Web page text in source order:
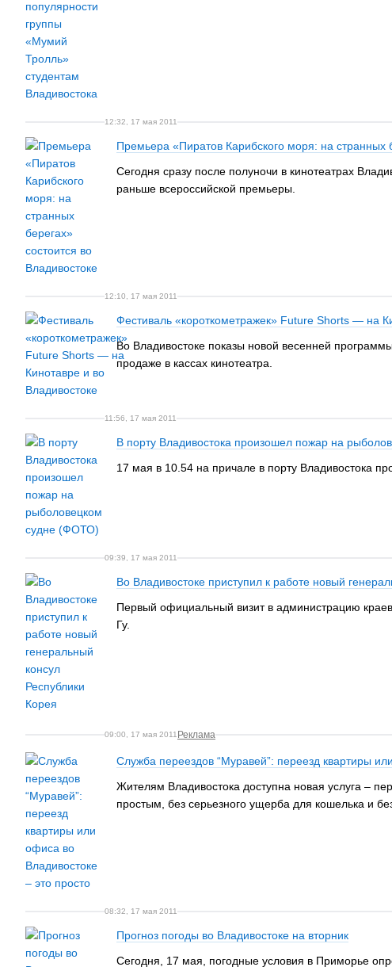
12:32, 17 мая 2011
Премьера «Пиратов Карибского моря: на странных
Сегодня сразу после полуночи в кинотеатрах
раньше всероссийской премьеры.
12:10, 17 мая 2011
Фестиваль «короткометражек» Future Shorts — на
Во Владивостоке показы новой весенней
продаже в кассах кинотеатра.
11:56, 17 мая 2011
В порту Владивостока произошел пожар на
17 мая в 10.54 на причале в порту Владивостока
09:39, 17 мая 2011
Во Владивостоке приступил к работе новый
Первый официальный визит в администрацию
Гу.
09:00, 17 мая 2011 Реклама
Служба переездов “Муравей”: переезд квартиры
Жителям Владивостока доступна новая услуга –
простым, без серьезного ущерба для кошелька и
08:32, 17 мая 2011
Прогноз погоды во Владивостоке на вторник
Сегодня, 17 мая, погодные условия в Приморье